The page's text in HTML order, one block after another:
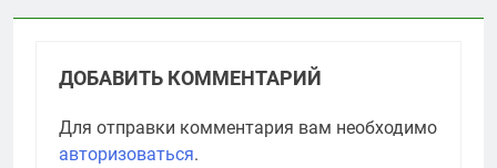
ДОБАВИТЬ КОММЕНТАРИЙ
Для отправки комментария вам необходимо
авторизоваться.